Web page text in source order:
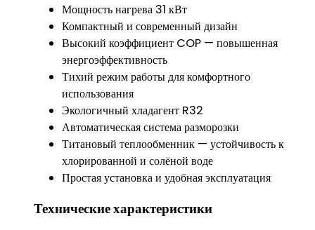
Мощность нагрева 31 кВт
Компактный и современный дизайн
Высокий коэффициент COP — повышенная
энергоэффективность
Тихий режим работы для комфортного
использования
Экологичный хладагент R32
Автоматическая система разморозки
Титановый теплообменник — устойчивость к
хлорированной и солёной воде
Простая установка и удобная эксплуатация
Технические характеристики